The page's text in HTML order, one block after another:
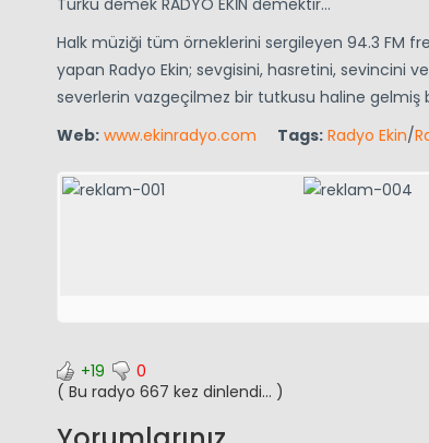
Halk müziği tüm örneklerini sergileyen 94.3 FM
yapan Radyo Ekin; sevgisini, hasretini, sevincini
severlerin vazgeçilmez bir tutkusu haline gelmiş
Web: www.ekinradyo.com Tags: Radyo Ekin/
+19
0
( Bu radyo 667 kez dinlendi... )